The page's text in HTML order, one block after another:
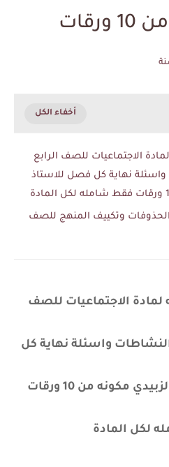
الاجتماعيات للصف الرابع
واسئلة نهاية كل فصل للاستاذ
الحذوفات وتكييف المنهج للصف
الاجتماعيات للصف
النشاطات واسئلة نهاية كل
فصل للاستاذ مهدي الزبيدي مكونه من 10 ورقات
لكل المادة